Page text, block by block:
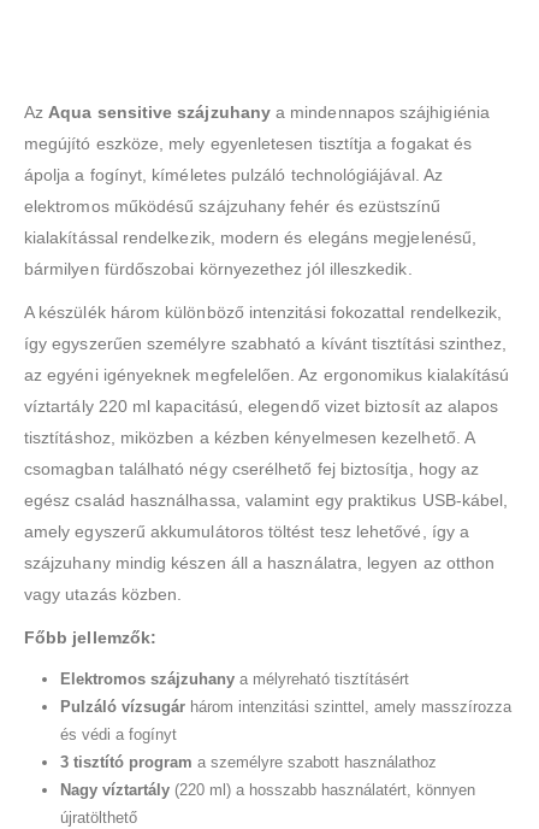
AzAqua sensitive szájzuhanya mindennapos szájhigiénia
megújító eszköze, mely egyenletesen tisztítja a fogakat és
ápolja a fogínyt, kíméletes pulzáló technológiájával. Az
elektromos működésű szájzuhany fehér és ezüstszínű
kialakítással rendelkezik, modern és elegáns megjelenésű,
bármilyen fürdőszobai környezethez jól illeszkedik.
A készülék három különböző intenzitási fokozattal rendelkezik,
így egyszerűen személyre szabható a kívánt tisztítási szinthez,
az egyéni igényeknek megfelelően. Az ergonomikus kialakítású
víztartály 220 ml kapacitású, elegendő vizet biztosít az alapos
tisztításhoz, miközben a kézben kényelmesen kezelhető. A
csomagban található négy cserélhető fej biztosítja, hogy az
egész család használhassa, valamint egy praktikus USB-kábel,
amely egyszerű akkumulátoros töltést tesz lehetővé, így a
szájzuhany mindig készen áll a használatra, legyen az otthon
vagy utazás közben.
Főbb jellemzők:
Elektromos szájzuhanya mélyreható tisztításért
Pulzáló vízsugárhárom intenzitási szinttel, amely masszírozza
és védi a fogínyt
3 tisztító program a személyre szabott használathoz
Nagy víztartály(220 ml) a hosszabb használatért, könnyen
újratölthető